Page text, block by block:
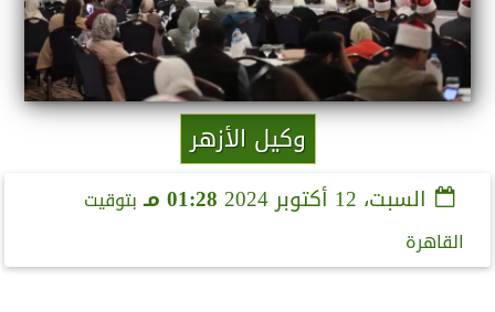
وكيل الأزهر
السبت، 12 أكتوبر 2024 01:28 مـ
بتوقيت
القاهرة